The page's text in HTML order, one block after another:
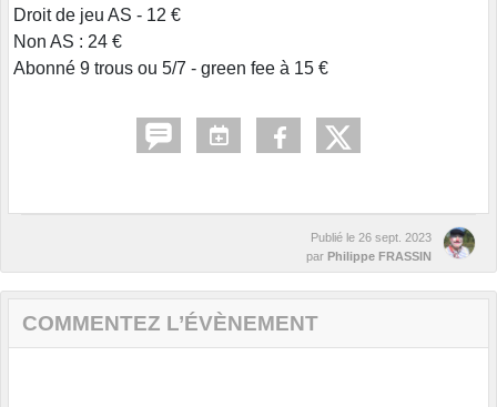
Droit de jeu AS - 12 €
Non AS : 24 €
Abonné 9 trous ou 5/7 - green fee à 15 €
Publié le 26 sept. 2023
par Philippe FRASSIN
COMMENTEZ L’ÉVÈNEMENT